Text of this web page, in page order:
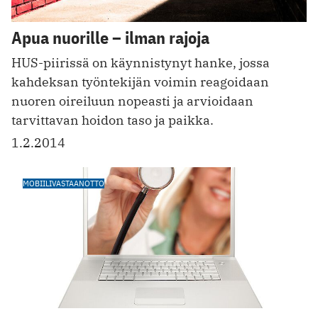
Apua nuorille – ilman rajoja
HUS-piirissä on käynnistynyt hanke, jossa
kahdeksan työntekijän voimin reagoidaan
nuoren oireiluun nopeasti ja arvioidaan
tarvittavan hoidon taso ja paikka.
1.2.2014
MOBIILIVASTAANOTTO